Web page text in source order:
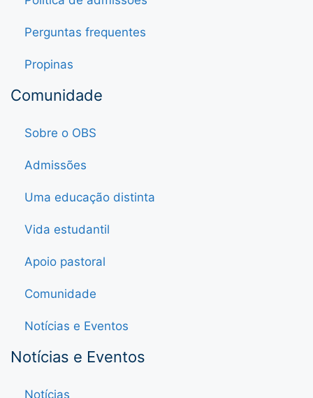
Perguntas frequentes
Propinas
Comunidade
Sobre o OBS
Admissões
Uma educação distinta
Vida estudantil
Apoio pastoral
Comunidade
Notícias e Eventos
Notícias e Eventos
Notícias